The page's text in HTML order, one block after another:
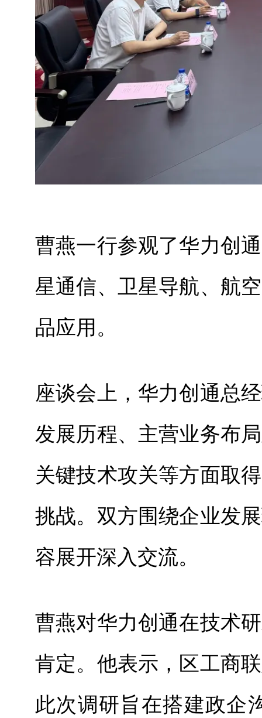
曹燕一行参观了华力创
星通信、卫星导航、航
品应用。
座谈会上，华力创通总
发展历程、主营业务布
关键技术攻关等方面取
挑战。双方围绕企业发
容展开深入交流。
曹燕对华力创通在技术
肯定。他表示，区工商
此次调研旨在搭建政企